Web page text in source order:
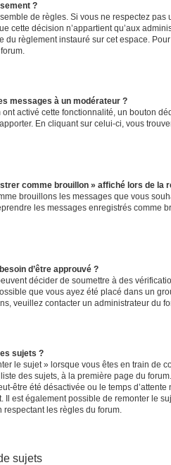
?
de règles. Si vous ne respectez pas
cette décision n’appartient qu’aux
du règlement instauré sur cet espace.
messages à un modérateur ?
activé cette fonctionnalité, un bouton
En cliquant sur celui-ci, vous
comme brouillon » affiché lors de la
brouillons les messages que vous
les messages enregistrés comme
d’être approuvé ?
décider de soumettre à des
que vous ayez été placé dans un
veuillez contacter un administrateur du
sujets ?
le sujet » lorsque vous êtes en train de
des sujets, à la première page du
être été désactivée ou le temps
Il est également possible de remonter le
respectant les règles du forum.
sujets